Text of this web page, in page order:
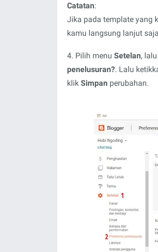
Catatan:
Jika pada template yang
kamu langsung lanjut
4. Pilih menu Setelan,
penelusuran?. Lalu
klik Simpan perubahan.